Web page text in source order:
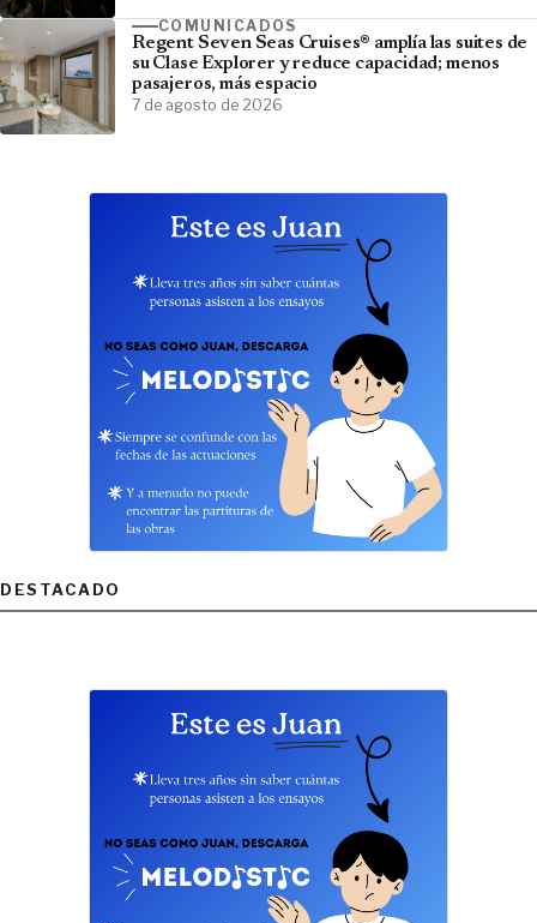
COMUNICADOS
Regent Seven Seas Cruises® amplía las suites de
su Clase Explorer y reduce capacidad; menos
pasajeros, más espacio
7 de agosto de 2026
DESTACADO